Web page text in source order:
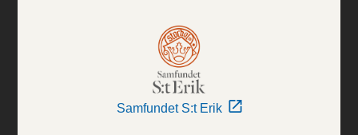
Samfundet S:t Erik